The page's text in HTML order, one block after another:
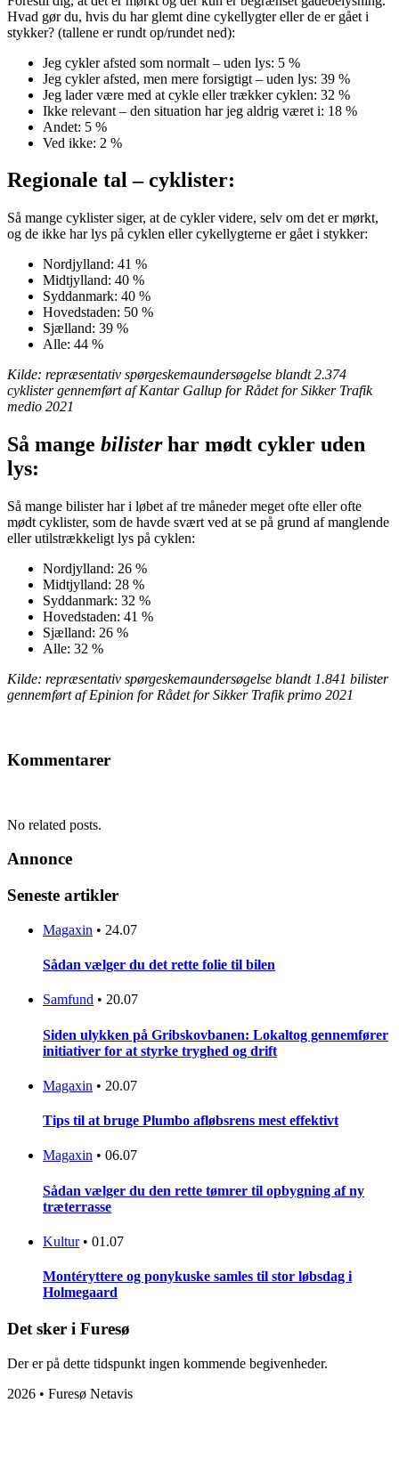
Hvad gør du, hvis du har glemt dine cykellygter eller de er gået i
stykker? (tallene er rundt op/rundet ned):
Jeg cykler afsted som normalt – uden lys: 5 %
Jeg cykler afsted, men mere forsigtigt – uden lys: 39 %
Jeg lader være med at cykle eller trækker cyklen: 32 %
Ikke relevant – den situation har jeg aldrig været i: 18 %
Andet: 5 %
Ved ikke: 2 %
Regionale tal – cyklister:
Så mange cyklister siger, at de cykler videre, selv om det er mørkt,
og de ikke har lys på cyklen eller cykellygterne er gået i stykker:
Nordjylland: 41 %
Midtjylland: 40 %
Syddanmark: 40 %
Hovedstaden: 50 %
Sjælland: 39 %
Alle: 44 %
Kilde: repræsentativ spørgeskemaundersøgelse blandt 2.374
cyklister gennemført af Kantar Gallup for Rådet for Sikker Trafik
medio 2021
Så mange bilisterhar mødt cykler uden
lys:
Så mange bilister har i løbet af tre måneder meget ofte eller ofte
mødt cyklister, som de havde svært ved at se på grund af manglende
eller utilstrækkeligt lys på cyklen:
Nordjylland: 26 %
Midtjylland: 28 %
Syddanmark: 32 %
Hovedstaden: 41 %
Sjælland: 26 %
Alle: 32 %
Kilde: repræsentativ spørgeskemaundersøgelse blandt 1.841 bilister
gennemført af Epinion for Rådet for Sikker Trafik primo 2021
Kommentarer
No related posts.
Annonce
Seneste artikler
Magaxin • 24.07
Sådan vælger du det rette folie til bilen
Samfund • 20.07
Siden ulykken på Gribskovbanen: Lokaltog gennemfører
initiativer for at styrke tryghed og drift
Magaxin • 20.07
Tips til at bruge Plumbo afløbsrens mest effektivt
Magaxin • 06.07
Sådan vælger du den rette tømrer til opbygning af ny
træterrasse
Kultur • 01.07
Montéryttere og ponykuske samles til stor løbsdag i
Holmegaard
Det sker i Furesø
Der er på dette tidspunkt ingen kommende begivenheder.
2026 • Furesø Netavis